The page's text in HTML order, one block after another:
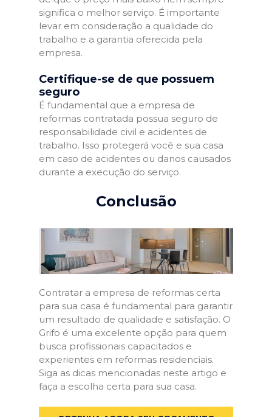
significa o melhor serviço. É importante
levar em consideração a qualidade do
trabalho e a garantia oferecida pela
empresa.
Certifique-se de que possuem
seguro
É fundamental que a empresa de
reformas contratada possua seguro de
responsabilidade civil e acidentes de
trabalho. Isso protegerá você e sua casa
em caso de acidentes ou danos causados
durante a execução do serviço.
Conclusão
Contratar a empresa de reformas certa
para sua casa é fundamental para garantir
um resultado de qualidade e satisfação. O
Grifo é uma excelente opção para quem
busca profissionais capacitados e
experientes em reformas residenciais.
Siga as dicas mencionadas neste artigo e
faça a escolha certa para sua casa.